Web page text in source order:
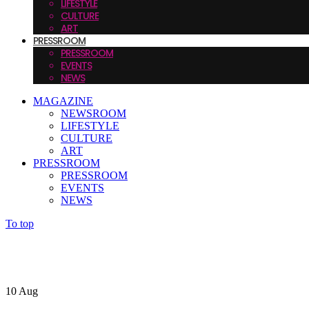
LIFESTYLE
CULTURE
ART
PRESSROOM
PRESSROOM
EVENTS
NEWS
MAGAZINE
NEWSROOM
LIFESTYLE
CULTURE
ART
PRESSROOM
PRESSROOM
EVENTS
NEWS
To top
10 Aug